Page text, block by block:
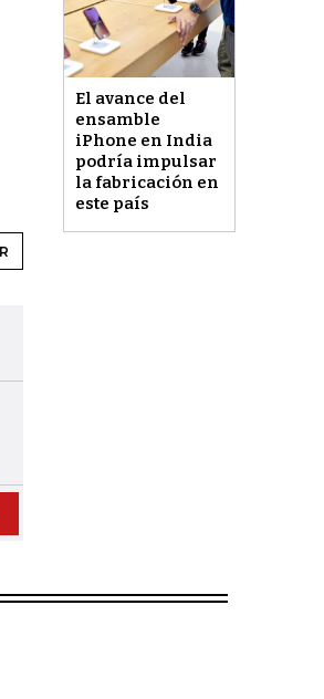
El avance del
ensamble
iPhone en India
podría impulsar
la fabricación en
este país